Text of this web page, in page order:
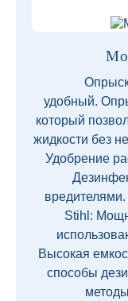
удобный.
который
жидкости без
Удобрение
Stihl:
Высокая
способы